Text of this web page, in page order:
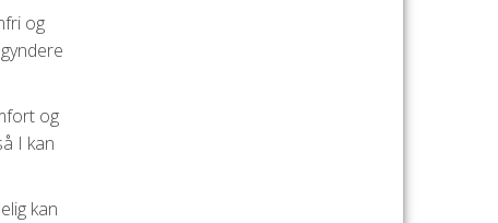
og
og
I kan
kan